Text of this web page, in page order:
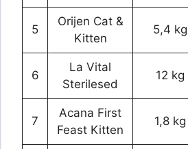
5
Orijen Cat &
Kitten
5,4 kg
6
La Vital
Sterilesed
12 kg
7
Acana First
Feast Kitten
1,8 kg